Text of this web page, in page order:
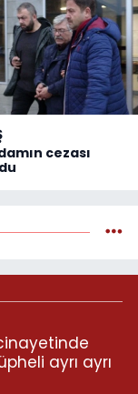
cezası
ayrı ayrı